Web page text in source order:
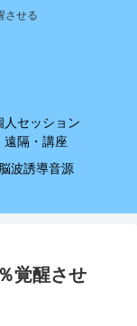
させる
人セッション
遠隔・講座
脳波誘導音源
覚醒させ